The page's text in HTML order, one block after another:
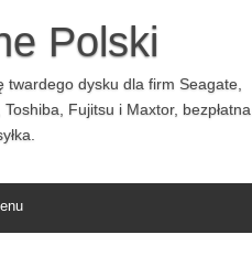
Polski
twardego dysku dla firm Seagate,
Fujitsu i Maxtor, bezpłatna